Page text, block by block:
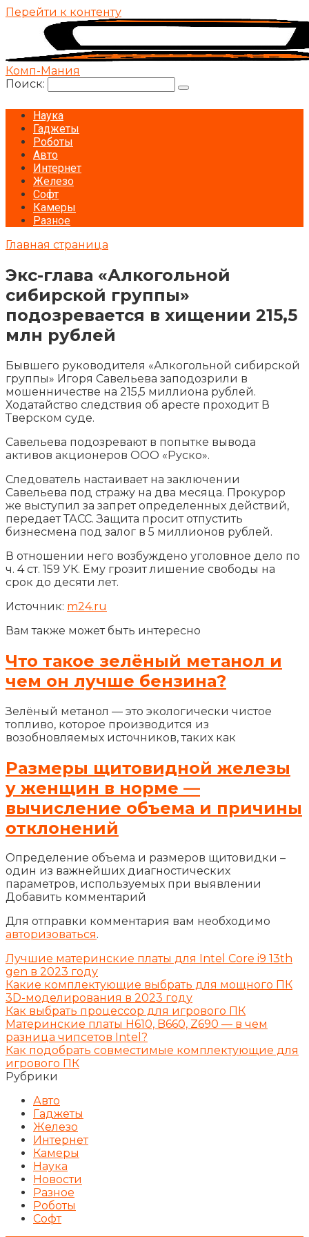
Перейти к контенту
Комп-Мания
Поиск:
Наука
Гаджеты
Роботы
Авто
Интернет
Железо
Софт
Камеры
Разное
Главная страница
Экс-глава «Алкогольной
сибирской группы»
подозревается в хищении 215,5
млн рублей
Бывшего руководителя «Алкогольной сибирской
группы» Игоря Савельева заподозрили в
мошенничестве на 215,5 миллиона рублей.
Ходатайство следствия об аресте проходит В
Тверском суде.
Савельева подозревают в попытке вывода
активов акционеров ООО «Руско».
Следователь настаивает на заключении
Савельева под стражу на два месяца. Прокурор
же выступил за запрет определенных действий,
передает ТАСС. Защита просит отпустить
бизнесмена под залог в 5 миллионов рублей.
В отношении него возбуждено уголовное дело по
ч. 4 ст. 159 УК. Ему грозит лишение свободы на
срок до десяти лет.
Источник: m24.ru
Вам также может быть интересно
Что такое зелёный метанол и
чем он лучше бензина?
Зелёный метанол — это экологически чистое
топливо, которое производится из
возобновляемых источников, таких как
Размеры щитовидной железы
у женщин в норме —
вычисление объема и причины
отклонений
Определение объема и размеров щитовидки –
один из важнейших диагностических
параметров, используемых при выявлении
Добавить комментарий
Для отправки комментария вам необходимо
авторизоваться.
Лучшие материнские платы для Intel Core i9 13th
gen в 2023 году
Какие комплектующие выбрать для мощного ПК
3D-моделирования в 2023 году
Как выбрать процессор для игрового ПК
Материнские платы H610, B660, Z690 — в чем
разница чипсетов Intel?
Как подобрать совместимые комплектующие для
игрового ПК
Рубрики
Авто
Гаджеты
Железо
Интернет
Камеры
Наука
Новости
Разное
Роботы
Софт